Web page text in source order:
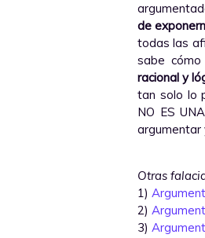
de
todas las
sabe
racional y
tan solo lo
NO ES
argumentar
Otras
1)
2)
3)